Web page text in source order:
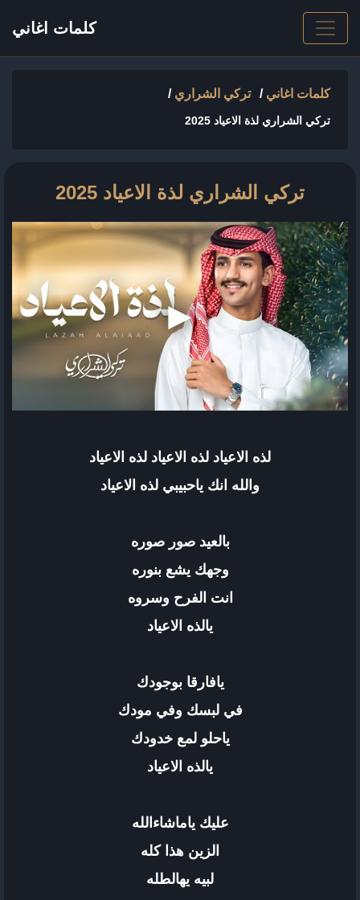
كلمات اغاني
كلمات اغاني/ تركي الشراري /
تركي الشراري لذة الاعياد 2025
تركي الشراري لذة الاعياد 2025
لذه الاعياد لذه الاعياد لذه الاعياد
والله انك ياحبيبي لذه الاعياد
بالعيد صور صوره
وجهك يشع بنوره
انت الفرح وسروه
يالذه الاعياد
يافارقا بوجودك
في لبسك وفي مودك
ياحلو لمع خدودك
يالذه الاعياد
عليك ياماشاءالله
الزين هذا كله
لبيه يهالطله